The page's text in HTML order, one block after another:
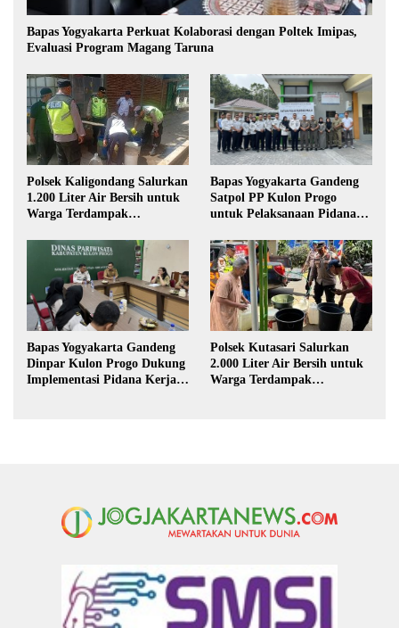
Bapas Yogyakarta Perkuat Kolaborasi dengan Poltek Imipas,
Evaluasi Program Magang Taruna
Polsek Kaligondang Salurkan
1.200 Liter Air Bersih untuk
Warga Terdampak
Bapas Yogyakarta Gandeng
Satpol PP Kulon Progo
untuk Pelaksanaan Pidana
Bapas Yogyakarta Gandeng
Dinpar Kulon Progo Dukung
Implementasi Pidana Kerja
Polsek Kutasari Salurkan
2.000 Liter Air Bersih untuk
Warga Terdampak